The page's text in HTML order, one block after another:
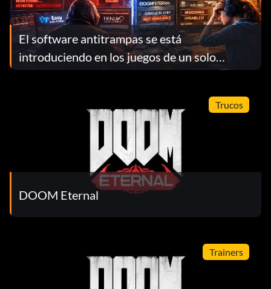
El software antitrampas se está
introduciendo en los juegos de un solo
jugador, y los jugadores están
Trucos
DOOM Eternal
Trainers